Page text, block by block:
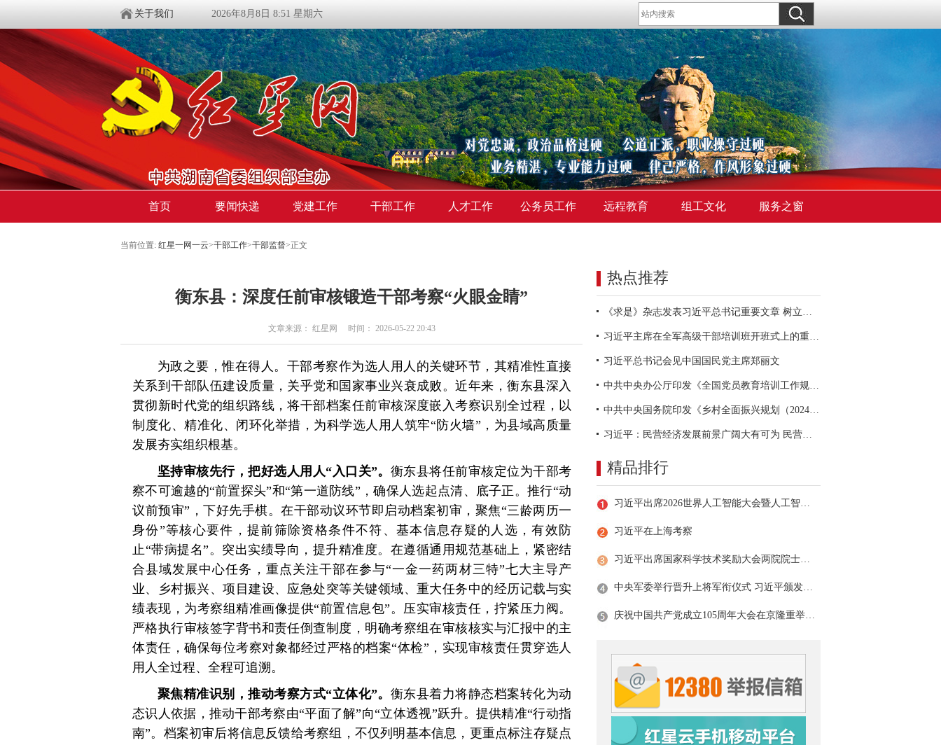
关于我们 2026年8月8日 8:51 星期六
首页 要闻快递 党建工作 干部工作 人才工作 公务员工作 远程教育 组工文化 服务之窗
当前位置: 红星一网一云>干部工作>干部监督>正文
​衡东县：深度任前审核锻造干部考察“火眼金睛”
文章来源： 红星网 时间： 2026-05-22 20:43
为政之要，惟在得人。干部考察作为选人用人的关键环节，其精准性直接
关系到干部队伍建设质量，关乎党和国家事业兴衰成败。近年来，衡东县深入
贯彻新时代党的组织路线，将干部档案任前审核深度嵌入考察识别全过程，以
制度化、精准化、闭环化举措，为科学选人用人筑牢“防火墙”，为县域高质量
发展夯实组织根基。
坚持审核先行，把好选人用人“入口关”。 衡东县将任前审核定位为干部考
察不可逾越的“前置探头”和“第一道防线”，确保人选起点清、底子正。推行“动
议前预审”，下好先手棋。在干部动议环节即启动档案初审，聚焦“三龄两历一
身份”等核心要件，提前筛除资格条件不符、基本信息存疑的人选，有效防
止“带病提名”。突出实绩导向，提升精准度。在遵循通用规范基础上，紧密结
合县域发展中心任务，重点关注干部在参与“一金一药两材三特”七大主导产
业、乡村振兴、项目建设、应急处突等关键领域、重大任务中的经历记载与实
绩表现，为考察组精准画像提供“前置信息包”。压实审核责任，拧紧压力阀。
严格执行审核签字背书和责任倒查制度，明确考察组在审核核实与汇报中的主
体责任，确保每位考察对象都经过严格的档案“体检”，实现审核责任贯穿选人
用人全过程、全程可追溯。
聚焦精准识别，推动考察方式“立体化”。 衡东县着力将静态档案转化为动
态识人依据，推动干部考察由“平面了解”向“立体透视”跃升。提供精准“行动指
南”。档案初审后将信息反馈给考察组，不仅列明基本信息，更重点标注存疑点
热点推荐
《求是》杂志发表习近平总书记重要文章 树立和践行正确政绩观
习近平主席在全军高级干部培训班开班式上的重要讲话引领全军开展思想整风、深化政治整训
习近平总书记会见中国国民党主席郑丽文
中共中央办公厅印发《全国党员教育培训工作规划（2024－2028年）》
中共中央国务院印发《乡村全面振兴规划（2024—2027年）》
习近平：民营经济发展前景广阔大有可为 民营企业和民营企业家大显身手正当其时
精品排行
习近平出席2026世界人工智能大会暨人工智能全球治理高级别会议开幕式并发表主旨讲话
习近平在上海考察
习近平出席国家科学技术奖励大会两院院士大会中国科协第十一次全国代表大会并发表重要讲话
中央军委举行晋升上将军衔仪式 习近平颁发命令状并向晋衔的军官表示祝贺
庆祝中国共产党成立105周年大会在京隆重举行 习近平发表重要讲话